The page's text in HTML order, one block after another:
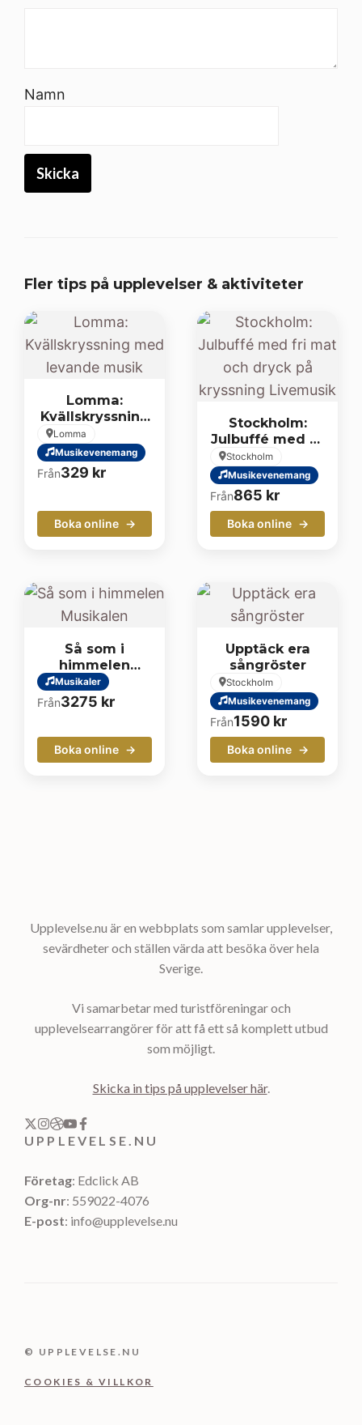
Namn
Fler tips på upplevelser & aktiviteter
Lomma:
Kvällskryssning
med levande
musik
Lomma
Musikevenemang
Från329 kr
Boka online
Stockholm:
Julbuffé med fri
mat och dryck
på kryssning
Livemusik
Stockholm
Musikevenemang
Från865 kr
Boka online
Så som i
himmelen
Musikalen
Musikaler
Från3275 kr
Boka online
Upptäck era
sångröster
Stockholm
Musikevenemang
Från1590 kr
Boka online
Upplevelse.nu är en webbplats som samlar upplevelser,
sevärdheter och ställen värda att besöka över hela
Sverige.
Vi samarbetar med turistföreningar och
upplevelsearrangörer för att få ett så komplett utbud
som möjligt.
Skicka in tips på upplevelser här.
UPPLEVELSE.NU
Företag: Edclick AB
Org-nr: 559022-4076
E-post: info@upplevelse.nu
© UPPLEVELSE.NU
COOKIES & VILLKOR